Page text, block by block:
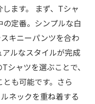
ます。 まず、Tシャ
定番。シンプルな白
キニーパンツを合わ
ルなスタイルが完成
シャツを選ぶことで、
も可能です。さら
ネックを重ね着する